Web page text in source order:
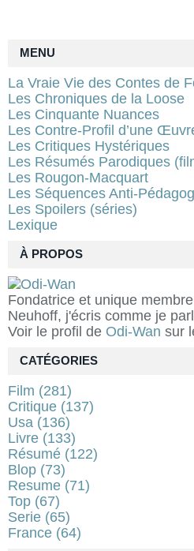
À PROPOS
Fondatrice et unique
Neuhoff, j'écris comme je
Voir le profil de Odi-Wan sur
MENU
La Vraie Vie des Contes de
Les Chroniques de la Loose
Les Cinquante Nuances
Les Contre-Profil d’une
Les Critiques Hystériques
Les Résumés Parodiques
Les Rougon-Macquart
Les Séquences Anti-
Les Spoilers (séries)
Lexique
CATÉGORIES
Film (281)
Critique (137)
Usa (136)
Livre (133)
Résumé (122)
Blop (73)
Resume (71)
Top (67)
Serie (65)
France (64)